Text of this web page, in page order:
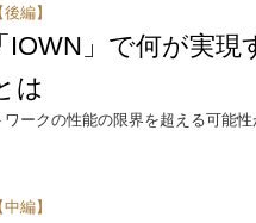
編】
IOWN」で何が実
は
ークの性能の限界を超える可能
編】